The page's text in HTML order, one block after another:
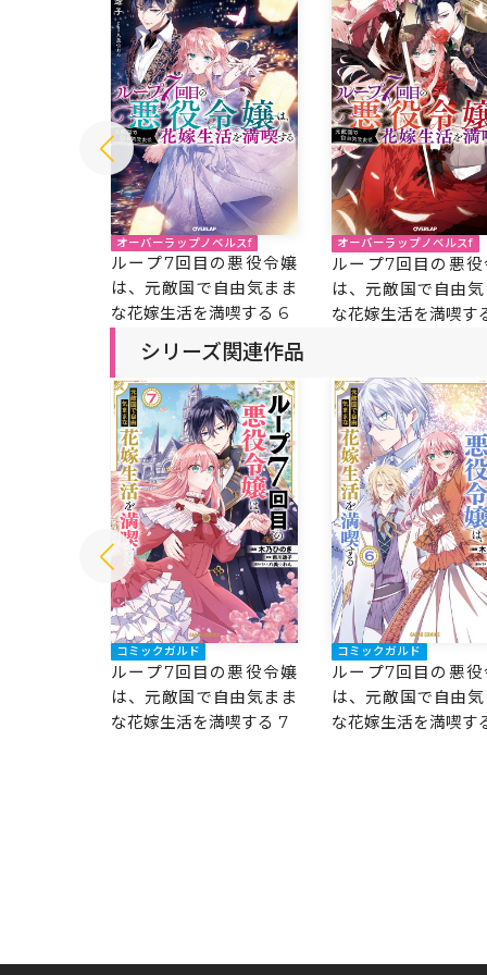
オーバーラップノベルスf
ループ7回目の悪役令嬢
は、元敵国で自由気まま
な花嫁生活を満喫する 6
オーバーラップノベルスf
ループ7回目の悪役
は、元敵国で自由
な花嫁生活を満喫す
シリーズ関連作品
コミックガルド
ループ7回目の悪役令嬢
は、元敵国で自由気まま
な花嫁生活を満喫する 7
コミックガルド
ループ7回目の悪役
は、元敵国で自由
な花嫁生活を満喫す